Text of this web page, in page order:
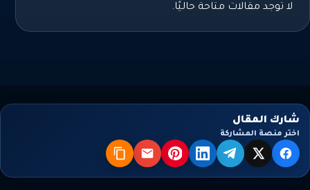
لا توجد مقالات متاحة حاليًا.
شارك المقال
اختر منصة المشاركة
فيسبوك
X تيليجراملينكدإنبنترستالبريد نسخ